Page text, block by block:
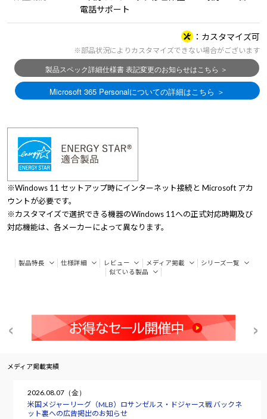
電話サポート
カスタマイズ可
※部品状況によりカスタマイズできない場合がございます
※Windows 11 セットアップ時にインターネット接続と Microsoft アカ
ウントが必要です。
※カスタマイズで選択できる機器のWindows 11への正式対応時期及び
対応機能は、各メーカーによって異なります。
製品特長 仕様詳細 レビュー メディア掲載
シリーズ一覧
似ている製品
メディア掲載実績
2026.08.07（金）
米国メジャーリーグ（MLB）ロサンゼルス・ドジャース戦 バックネ
ット裏への広告掲出のお知らせ